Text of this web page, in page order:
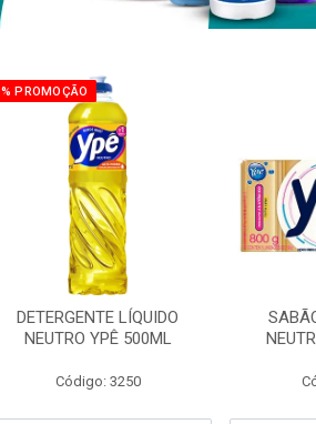
% PROMOÇÃO
DETERGENTE LÍQUIDO
NEUTRO YPÊ 500ML
Código: 3250